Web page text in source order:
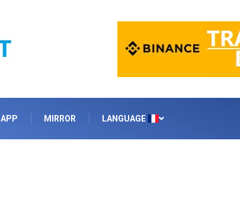
APP MIRROR LANGUAGE